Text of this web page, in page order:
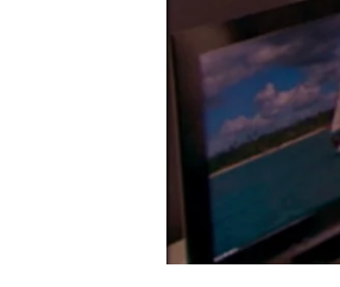
Publicado: 13 de
Retorno a Lilifor